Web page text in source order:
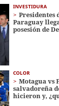
INVESTIDURA
Presidentes
Paraguay
posesión de
COLOR
Motagua vs
salvadoreña
hicieron y,